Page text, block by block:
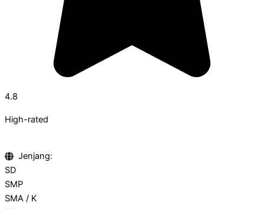
4.8
High-rated
Jenjang:
SD
SMP
SMA / K